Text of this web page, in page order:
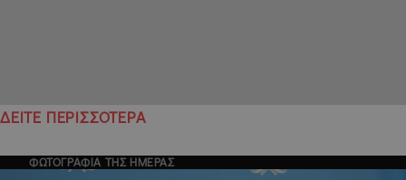
ΔΕΙΤΕ ΠΕΡΙΣΣΟΤΕΡΑ
ΦΩΤΟΓΡΑΦΙΑ ΤΗΣ ΗΜΕΡΑΣ